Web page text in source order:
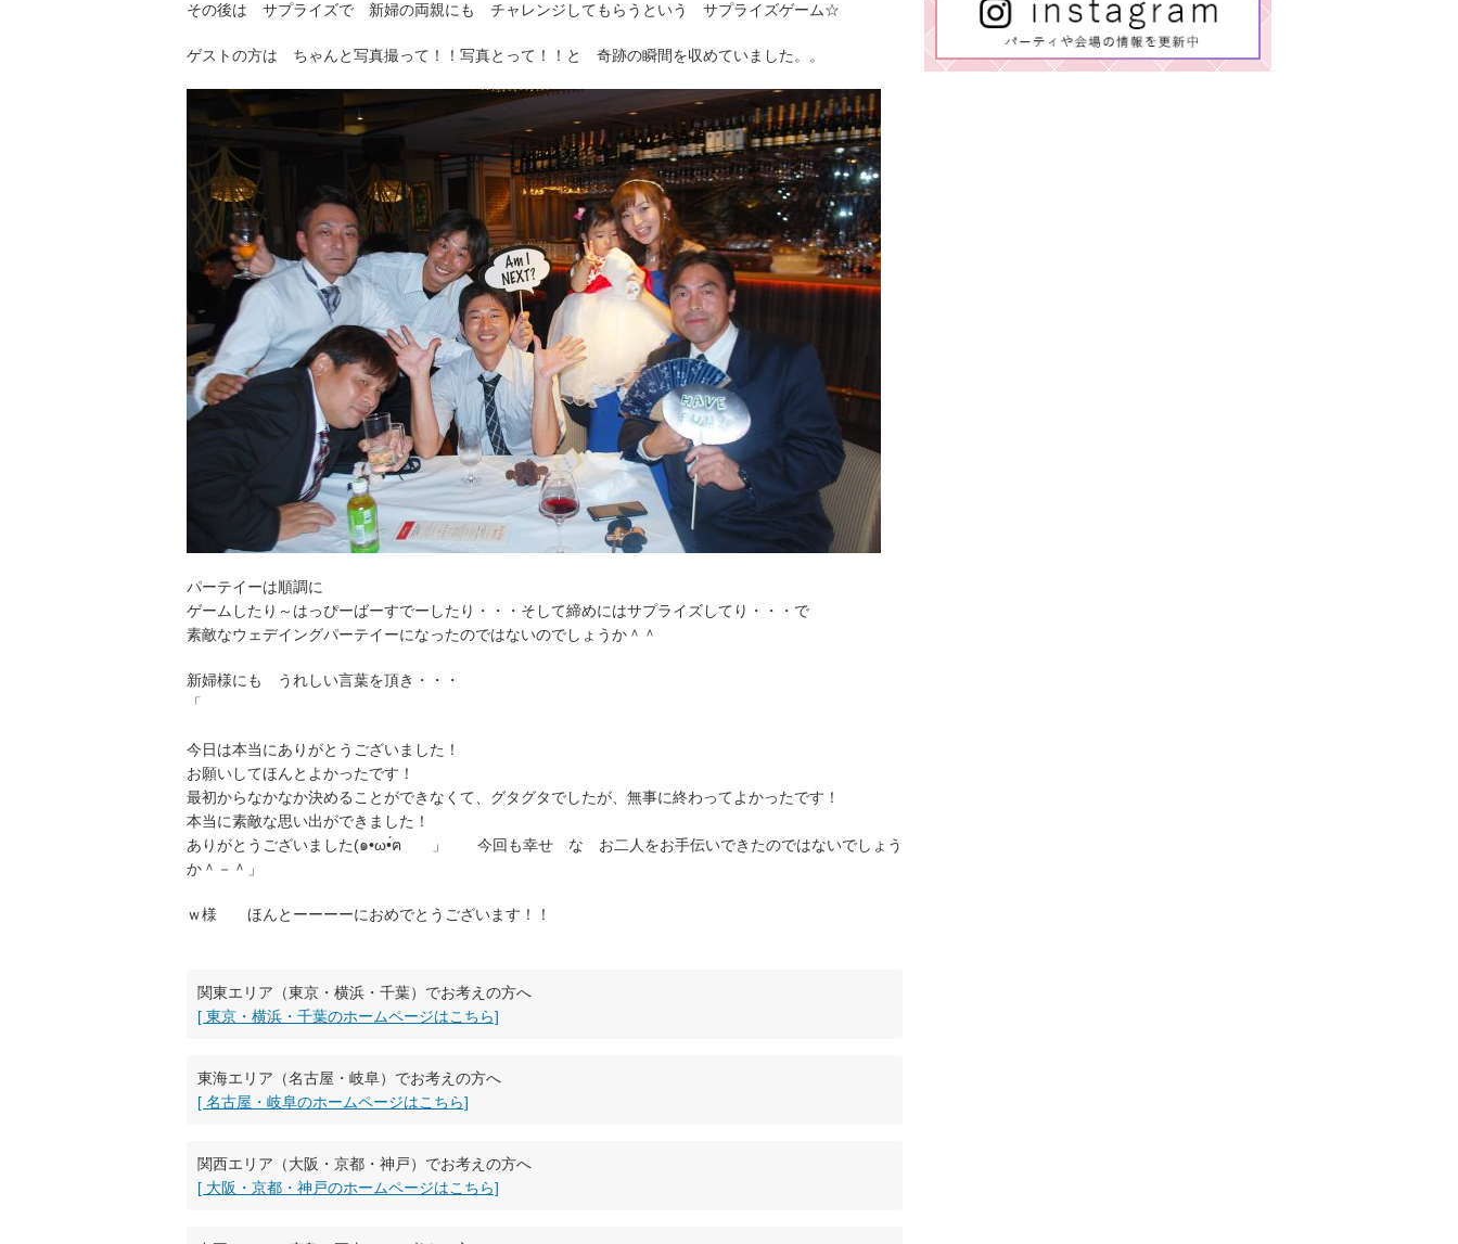
その後は サプライズで 新婦の両親にも チャレンジしてもらうという サプライズゲーム☆
ゲストの方は ちゃんと写真撮って！！写真とって！！と 奇跡の瞬間を収めていました。。
パーテイーは順調に
ゲームしたり～はっぴーばーすでーしたり・・・そして締めにはサプライズしてり・・・で
素敵なウェデイングパーテイーになったのではないのでしょうか＾＾
新婦様にも うれしい言葉を頂き・・・
「
今日は本当にありがとうございました！
お願いしてほんとよかったです！
最初からなかなか決めることができなくて、グタグタでしたが、無事に終わってよかったです！
本当に素敵な思い出ができました！
ありがとうございました(๑•ω•́ฅ 」 今回も幸せ な お二人をお手伝いできたのではないでしょう
か＾－＾」
ｗ様 ほんとーーーーにおめでとうございます！！
関東エリア（東京・横浜・千葉）でお考えの方へ
[ 東京・横浜・千葉のホームページはこちら]
東海エリア（名古屋・岐阜）でお考えの方へ
[ 名古屋・岐阜のホームページはこちら]
関西エリア（大阪・京都・神戸）でお考えの方へ
[ 大阪・京都・神戸のホームページはこちら]